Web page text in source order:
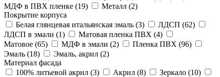
МДФ в ПВХ пленке (19) Металл (2)
Покрытие корпуса
Белая глянцевая итальянская эмаль (3) ЛДСП (62)
ЛДСП в эмали (1) Матовая пленка ПВХ (4)
Матовое (65) МДФ в эмали (2) Пленка ПВХ (96)
Эмаль (18) Эмаль, акрил (2)
Материал фасада
100% литьевой акрил (3) Акрил (8) Зеркало (10)